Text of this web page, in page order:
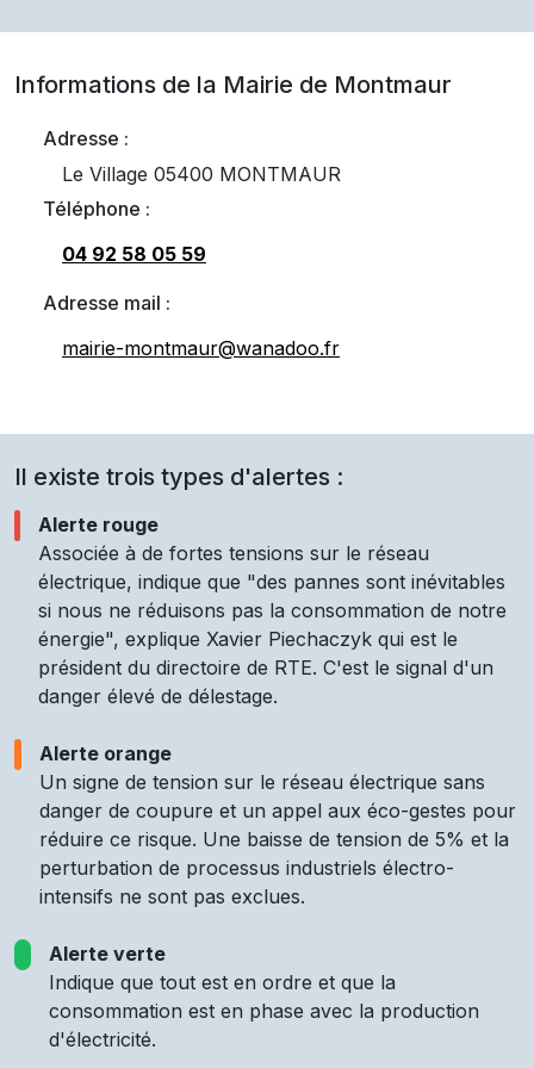
Informations de la Mairie de Montmaur
Adresse :
Le Village 05400 MONTMAUR
Téléphone :
04 92 58 05 59
Adresse mail :
mairie-montmaur@wanadoo.fr
Il existe trois types d'alertes :
Alerte rouge
Associée à de fortes tensions sur le réseau
électrique, indique que "des pannes sont inévitables
si nous ne réduisons pas la consommation de notre
énergie", explique Xavier Piechaczyk qui est le
président du directoire de RTE. C'est le signal d'un
danger élevé de délestage.
Alerte orange
Un signe de tension sur le réseau électrique sans
danger de coupure et un appel aux éco-gestes pour
réduire ce risque. Une baisse de tension de 5% et la
perturbation de processus industriels électro-
intensifs ne sont pas exclues.
Alerte verte
Indique que tout est en ordre et que la
consommation est en phase avec la production
d'électricité.